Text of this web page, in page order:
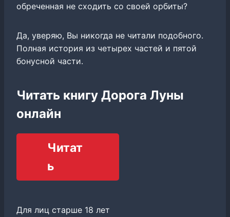
обреченная не сходить со своей орбиты?
Да, уверяю, Вы никогда не читали подобного.
Полная история из четырех частей и пятой
бонусной части.
Читать книгу Дорога Луны
онлайн
Читат
ь
Для лиц старше 18 лет